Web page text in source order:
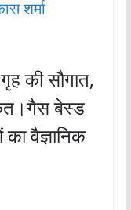
की सौगात,
बेस्ड
वैज्ञानिक